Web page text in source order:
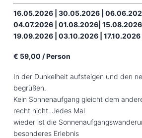
16.05.2026 | 30.05.2026 |
04.07.2026 | 01.08.2026|
19.09.2026 | 03.10.2026 | 17.10.2026
€ 59,00 / Person
In der Dunkelheit aufsteigen und den
begrüßen.
Kein Sonnenaufgang gleicht dem
recht nicht. Jedes Mal
wieder ist die
besonderes Erlebnis